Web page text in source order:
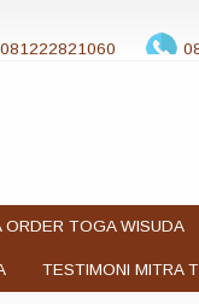
081222821060
ORDER TOGA WISUDA
TESTIMONI MITRA